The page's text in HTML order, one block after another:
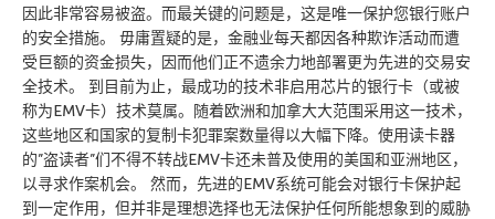
因此非常容易被盗。而最关键的问题是，这是唯一保护您银行账户
的安全措施。 毋庸置疑的是，金融业每天都因各种欺诈活动而遭
受巨额的资金损失，因而他们正不遗余力地部署更为先进的交易安
全技术。 到目前为止，最成功的技术非启用芯片的银行卡（或被
称为EMV卡）技术莫属。随着欧洲和加拿大大范围采用这一技术，
这些地区和国家的复制卡犯罪案数量得以大幅下降。使用读卡器
的”盗读者”们不得不转战EMV卡还未普及使用的美国和亚洲地区，
以寻求作案机会。 然而，先进的EMV系统可能会对银行卡保护起
到一定作用，但并非是理想选择也无法保护任何所能想象到的威胁